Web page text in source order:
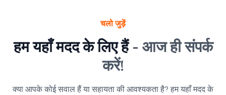
चलो जुड़ें
हम यहाँ मदद के लिए हैं - आज ही संपर्क
करें!
क्या आपके कोई सवाल हैं या सहायता की आवश्यकता है? हम यहाँ मदद के